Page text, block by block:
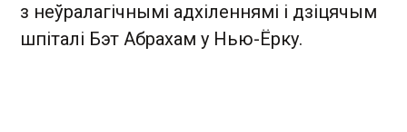
з неўралагічнымі адхіленнямі і дзіцячым
шпіталі Бэт Абрахам у Нью-Ёрку.